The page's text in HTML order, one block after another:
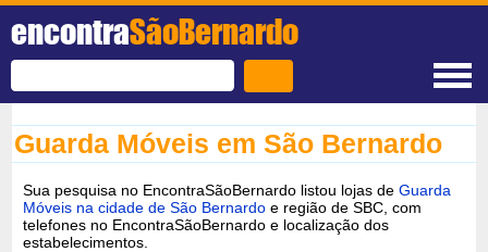
encontraSãoBernardo
Guarda Móveis em São Bernardo
Sua pesquisa no EncontraSãoBernardo listou lojas deGuarda
Móveis na cidade de São Bernardo e região de SBC, com
telefones no EncontraSãoBernardo e localização dos
estabelecimentos.